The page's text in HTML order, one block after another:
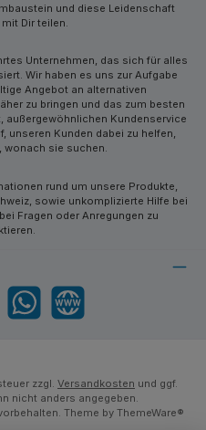
und diese Leidenschaft
Dir teilen.
Unternehmen, das sich für alles
Wir haben es uns zur Aufgabe
Angebot an alternativen
zu bringen und das zum besten
außergewöhnlichen Kundenservice
unseren Kunden dabei zu helfen,
wonach sie suchen.
rund um unsere Produkte,
sowie unkomplizierte Hilfe bei
Fragen oder Anregungen zu
WhatsApp Website
zzgl. Versandkosten und ggf.
nicht anders angegeben.
Theme by ThemeWare®